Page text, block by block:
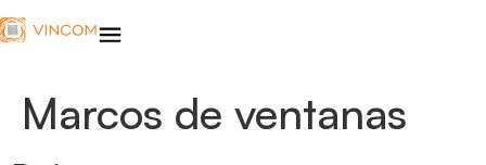
Marcos de ventanas